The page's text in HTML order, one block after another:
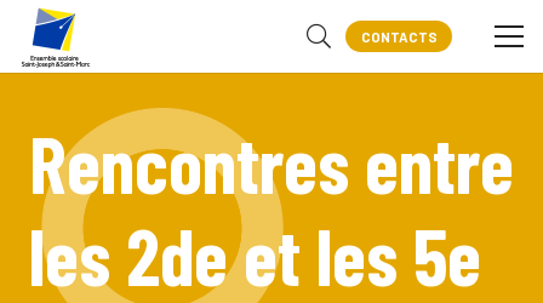
CONTACTS
Rencontres entre
les 2de et les 5e